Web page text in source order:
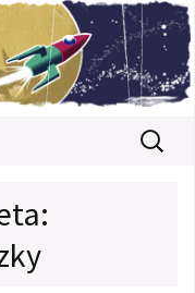
Buscar: